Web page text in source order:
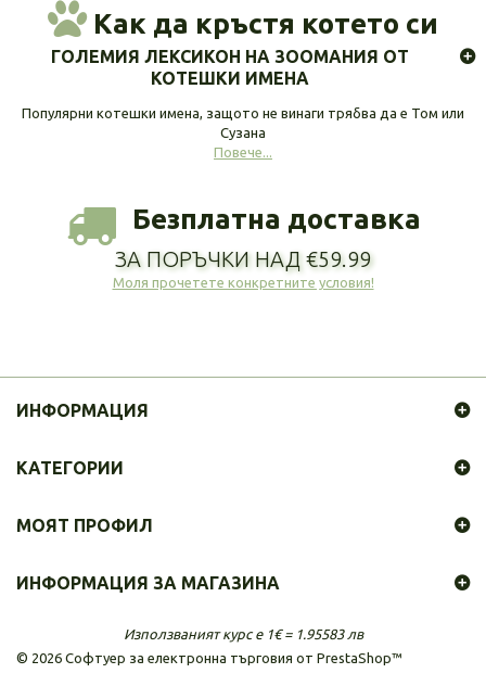
Как да кръстя котето си
ГОЛЕМИЯ ЛЕКСИКОН НА ЗООМАНИЯ ОТ
КОТЕШКИ ИМЕНА
Популярни котешки имена, защото не винаги трябва да е Том или
Сузана
Повече...
Безплатна доставка
ЗА ПОРЪЧКИ НАД €59.99
Моля прочетете конкретните условия!
ИНФОРМАЦИЯ
© 2026 Софтуер за електронна търговия от PrestaShop™
КАТЕГОРИИ
МОЯТ ПРОФИЛ
ИНФОРМАЦИЯ ЗА МАГАЗИНА
Използваният курс е 1€ = 1.95583 лв